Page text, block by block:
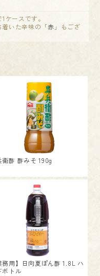
ケースです。
着いた辛味の「赤 」もござ
衞酢 酢みそ 190g
務用】日向夏ぽん酢 1.8L ハ
ボトル